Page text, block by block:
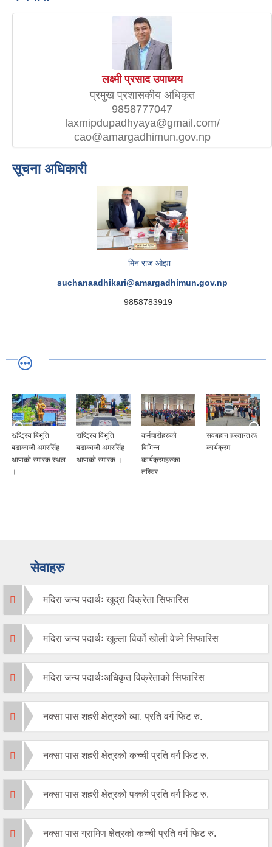
लक्ष्मी प्रसाद उपाध्यय
प्रमुख प्रशासकीय अधिकृत
9858777047
laxmipdupadhyaya@gmail.com/
cao@amargadhimun.gov.np
सूचना अधिकारी
मिन राज ओझा
suchanaadhikari@amargadhimun.gov.np
9858783919
राष्ट्रिय बिभूति
बडाकाजी अमरसिँह
थापाको स्मारक स्थल
।
राष्ट्रिय विभूति
बडाकाजी अमरसिँह
थापाको स्मारक ।
कर्मचारीहरुको
विभिन्न
कार्यक्रमहरुका
तस्विर
सवबहान हस्तान्तरण
कार्यक्रम
सेवाहरु
मदिरा जन्य पदार्थः खुद्रा विक्रेता सिफारिस
मदिरा जन्य पदार्थः खुल्ला विर्को खोली वेच्ने सिफारिस
मदिरा जन्य पदार्थःअधिकृत विक्रेताको सिफारिस
नक्सा पास शहरी क्षेत्रको व्या. प्रति वर्ग फिट रु.
नक्सा पास शहरी क्षेत्रको कच्ची प्रति वर्ग फिट रु.
नक्सा पास शहरी क्षेत्रको पक्की प्रति वर्ग फिट रु.
नक्सा पास ग्रामिण क्षेत्रको कच्ची प्रति वर्ग फिट रु.